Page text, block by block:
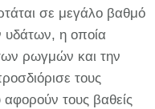
σε μεγάλο βαθμό
η οποία
ρωγμών και την
τους
αφορούν τους βαθείς